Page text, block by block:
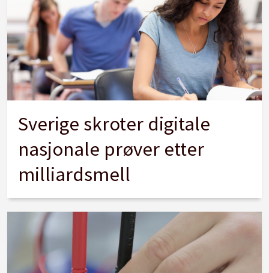
Sverige skroter digitale
nasjonale prøver etter
milliardsmell